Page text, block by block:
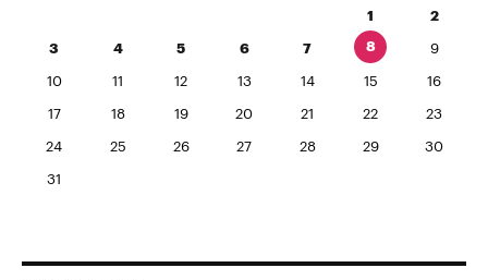
1 2
3 4 5 6 7 8 9
10 11 12 13 14 15 16
17 18 19 20 21 22 23
24 25 26 27 28 29 30
31